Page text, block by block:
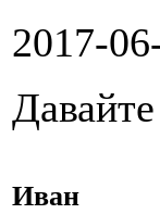
2017-
Иван